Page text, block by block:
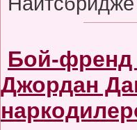
Бой-френд
Джордан